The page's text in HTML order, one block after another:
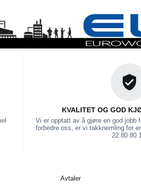
KVALITET OG GOD
Vi er opptatt av å gjøre en god jobb
forbedre oss, er vi takknemling for
22 80 80
Avtaler